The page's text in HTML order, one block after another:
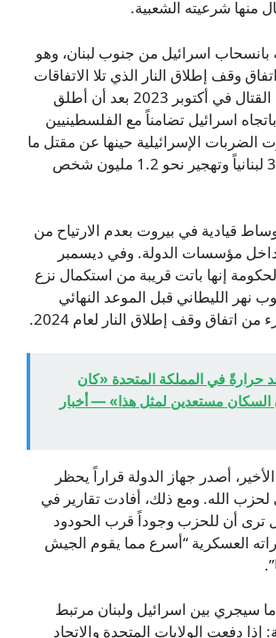
منها شرعيته الشعبية.
اسرائيل من جنوب لبنان، وهو
وقف إطلاق النار الذي تلا الاتفاقات
في 2024. اندلع القتال في أكتوبر 2023 بعد أن أطلق
اسرائيل تضامناً مع الفلسطينيين
الإسرائيلية حينها عن مقتل ما
لا يقل عن 3,768 لبنانياً وتهجير نحو 1.2 مليون شخص
قيادية في بيروت بعدم الارتياح من
مؤسسات الدولة. وفي ديسمبر
إنها باتت قريبة من استكمال نزع
نهر الليطاني قبل الموعد النهائي
من اتفاق وقف إطلاق النار لعام 2024.
حرارةً في المملكة المتحدة «كان
السكان مستعدين لمثل هذا» — أخبار
الأخير، أصدر جهاز الدولة قراراً يحظر
لحزب الله. ومع ذلك، أفادت تقارير في
ترى أن للحزب وجوداً قرب الحودود
العسكرية “أسرع مما يقوم الجيش
سيجري بين اسرائيل ولبنان مرتبط
إذا دفعت الولايات المتحدة والاتحاد